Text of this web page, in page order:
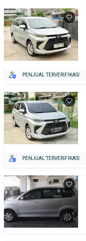
PENJUAL TERVERIFIKASI
PENJUAL TERVERIFIKASI